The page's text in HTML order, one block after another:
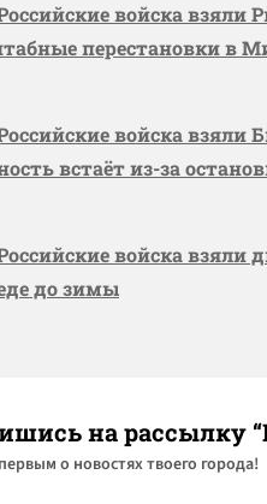
войска
перестановки в
войска взяли
встаёт из-за
войска взяли
до зимы
на рассылку
о новостях твоего города!